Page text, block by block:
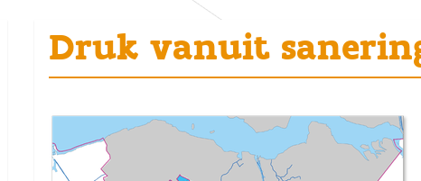
Druk vanuit